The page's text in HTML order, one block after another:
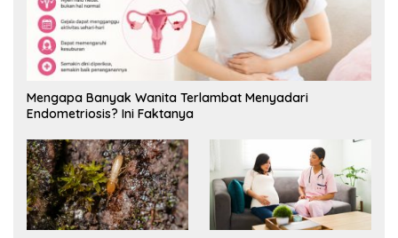
Mengapa Banyak Wanita Terlambat Menyadari
Endometriosis? Ini Faktanya